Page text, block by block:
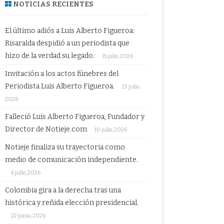
NOTICIAS RECIENTES
El último adiós a Luis Alberto Figueroa:
Risaralda despidió a un periodista que
hizo de la verdad su legado.
15 julio, 2026
Invitación a los actos fúnebres del
Periodista Luis Alberto Figueroa.
13 julio,
2026
Falleció Luis Alberto Figueroa, Fundador y
Director de Notieje.com
10 julio, 2026
Notieje finaliza su trayectoria como
medio de comunicación independiente.
6 julio, 2026
Colombia gira a la derecha tras una
histórica y reñida elección presidencial.
22 junio, 2026